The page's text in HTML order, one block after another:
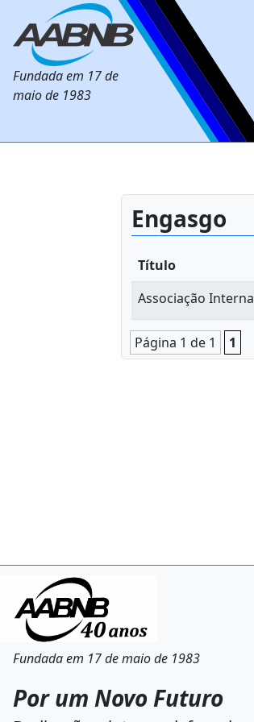
Fundada em 17 de
maio de 1983
Engasgo
Título
Associação
Página 1 de 1 1
Fundada em 17 de maio de 1983
Por um Novo Futuro